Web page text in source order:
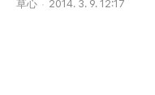
草心 2014. 3. 9. 12:17